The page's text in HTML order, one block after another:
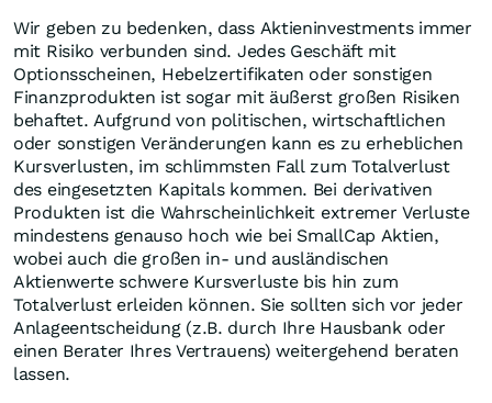
Wir geben zu bedenken, dass Aktieninvestments immer
mit Risiko verbunden sind. Jedes Geschäft mit
Optionsscheinen, Hebelzertifikaten oder sonstigen
Finanzprodukten ist sogar mit äußerst großen Risiken
behaftet. Aufgrund von politischen, wirtschaftlichen
oder sonstigen Veränderungen kann es zu erheblichen
Kursverlusten, im schlimmsten Fall zum Totalverlust
des eingesetzten Kapitals kommen. Bei derivativen
Produkten ist die Wahrscheinlichkeit extremer Verluste
mindestens genauso hoch wie bei SmallCap Aktien,
wobei auch die großen in- und ausländischen
Aktienwerte schwere Kursverluste bis hin zum
Totalverlust erleiden können. Sie sollten sich vor jeder
Anlageentscheidung (z.B. durch Ihre Hausbank oder
einen Berater Ihres Vertrauens) weitergehend beraten
lassen.